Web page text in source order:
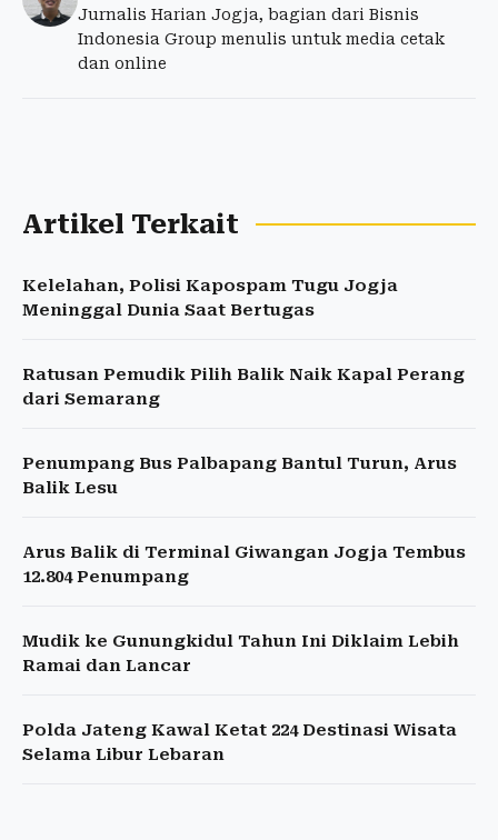
Jurnalis Harian Jogja, bagian dari Bisnis
Indonesia Group menulis untuk media cetak
dan online
Artikel Terkait
Kelelahan, Polisi Kapospam Tugu Jogja
Meninggal Dunia Saat Bertugas
Ratusan Pemudik Pilih Balik Naik Kapal Perang
dari Semarang
Penumpang Bus Palbapang Bantul Turun, Arus
Balik Lesu
Arus Balik di Terminal Giwangan Jogja Tembus
12.804 Penumpang
Mudik ke Gunungkidul Tahun Ini Diklaim Lebih
Ramai dan Lancar
Polda Jateng Kawal Ketat 224 Destinasi Wisata
Selama Libur Lebaran